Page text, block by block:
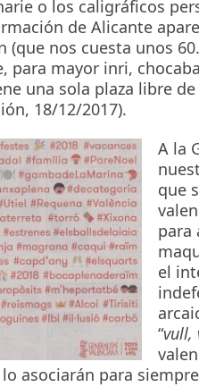
o los caligráficos
de Alicante
(que nos cuesta unos
para mayor inri,
una sola plaza libre
18/12/2017).
A la
que
para
el
“vull,
asociarán para